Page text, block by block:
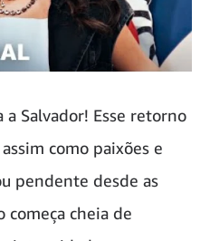
Salvador! Esse retorno
como paixões e
pendente desde as
começa cheia de